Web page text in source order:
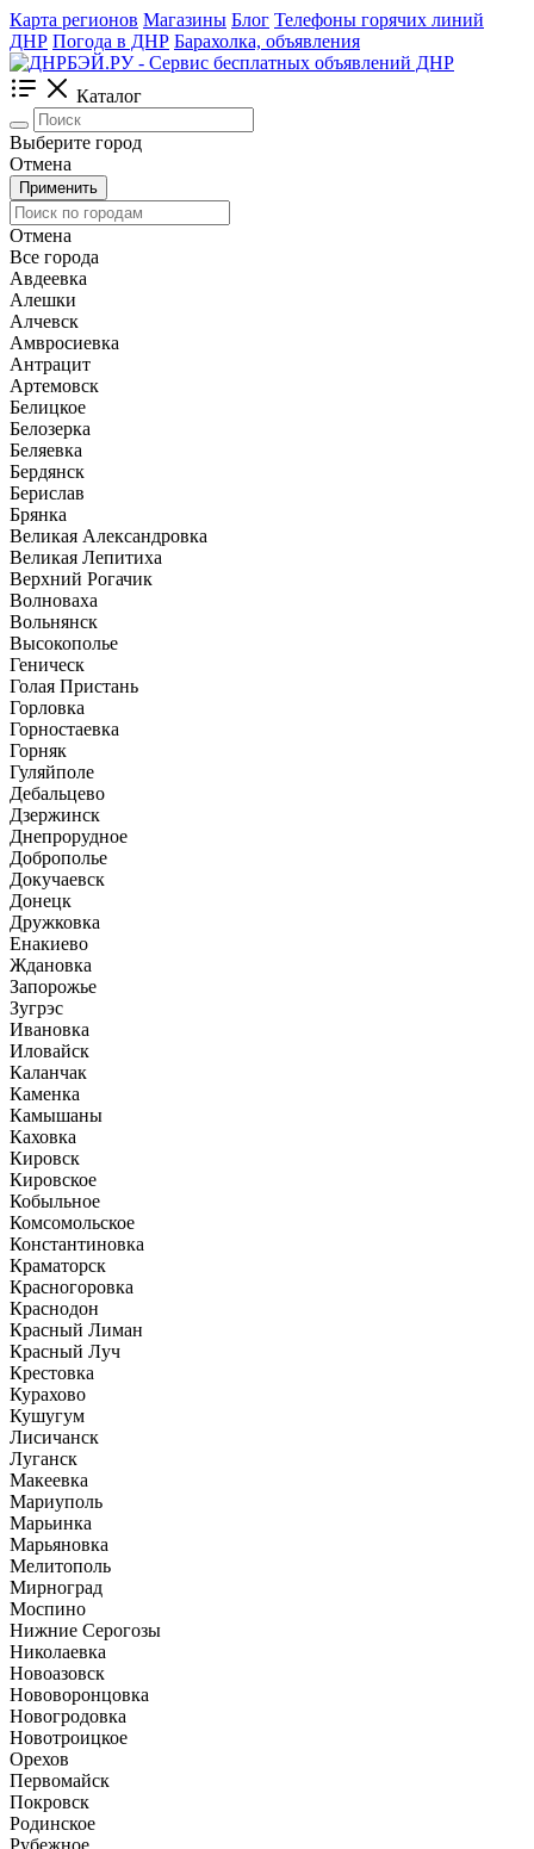
Карта регионов Магазины Блог Телефоны горячих линий
ДНР Погода в ДНР Барахолка, объявления
Каталог
Выберите город
Отмена
Применить
Отмена
Все города
Авдеевка
Алешки
Алчевск
Амвросиевка
Антрацит
Артемовск
Белицкое
Белозерка
Беляевка
Бердянск
Берислав
Брянка
Великая Александровка
Великая Лепитиха
Верхний Рогачик
Волноваха
Вольнянск
Высокополье
Геническ
Голая Пристань
Горловка
Горностаевка
Горняк
Гуляйполе
Дебальцево
Дзержинск
Днепрорудное
Доброполье
Докучаевск
Донецк
Дружковка
Енакиево
Ждановка
Запорожье
Зугрэс
Ивановка
Иловайск
Каланчак
Каменка
Камышаны
Каховка
Кировск
Кировское
Кобыльное
Комсомольское
Константиновка
Краматорск
Красногоровка
Краснодон
Красный Лиман
Красный Луч
Крестовка
Курахово
Кушугум
Лисичанск
Луганск
Макеевка
Мариуполь
Марьинка
Марьяновка
Мелитополь
Мирноград
Моспино
Нижние Серогозы
Николаевка
Новоазовск
Нововоронцовка
Новогродовка
Новотроицкое
Орехов
Первомайск
Покровск
Родинское
Рубежное